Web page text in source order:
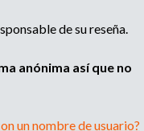
de su reseña.
anónima así que no
un nombre de usuario?